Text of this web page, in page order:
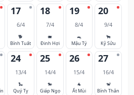
17
6/4
🐕
Bính Tuất
18
7/4
🐖
Đinh Hợi
19
8/4
🐀
Mậu Tý
20
9/4
🐂
Kỷ Sửu
24
13/4
🐍
Quý Tỵ
25
14/4
🐎
Giáp Ngọ
26
15/4
🐐
Ất Mùi
27
16/4
🐒
Bính Thân